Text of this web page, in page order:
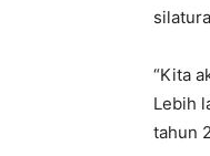
“Kita
Lebih
tahun